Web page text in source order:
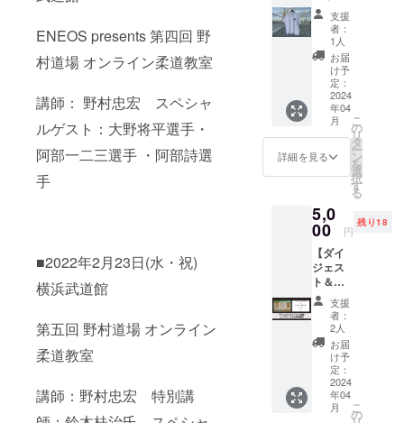
ENEOS presents 第四回 野
村道場 オンライン柔道教室
講師： 野村忠宏 スペシャ
ルゲスト：大野将平選手・
阿部一二三選手 ・阿部詩選
手
■2022年2月23日(水・祝)
横浜武道館
第五回 野村道場 オンライン
柔道教室
講師：野村忠宏 特別講
版社
（ワ
ン・パ
ブリッ
シン
グ）の
許可の
もと
行って
おりま
す。
い！ カ
ラー：
ホワイ
ト サイ
ズ：
XXS/XS
ディー
ス)/S/M/
L/XL/XX
L(メン
ン100%
ボ
ディ：
GOAT
【レ
ディー
ス】
XXS：
身丈
66cm、
身幅
53cm、
肩幅
50cm、
袖丈
(胸プリ
ント)】
野村道
場オリ
ジナル
のTシャ
ツにな
りま
す。 カ
ラー：
ホワイ
ト サイ
ズ：
素材：
コット
ン100%
ボ
ディ：
GOAT
S：身丈
70cm、
身幅
58cm、
肩幅
53cm、
袖丈
20.5cm
M：身
支援
者：
1人
お届
け予
定：
2024
年04
月
詳細を見る
こ
の
リ
タ
ー
ン
を
選
択
す
る
5,0
00 円
残り18
【ダイ
ジェス
ト＆メ
イキン
グ映像
エンド
ロール
お名前
掲載
権】 第
八回 野
村道場
支援
者：
2人
お届
け予
定：
2024
年04
月
こ
の